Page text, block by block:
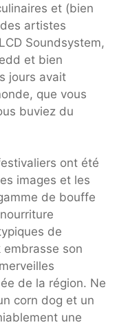
et (bien
artistes
Soundsystem,
et bien
jours avait
que vous
buviez du
ont été
images et les
de bouffe
de
son
de la région. Ne
corn dog et un
une